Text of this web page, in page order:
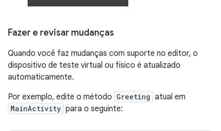
Fazer e revisar mudanças
Quando você faz mudanças com suporte no editor, o
dispositivo de teste virtual ou físico é atualizado
automaticamente.
Por exemplo, edite o método Greeting atual em
MainActivity para o seguinte: